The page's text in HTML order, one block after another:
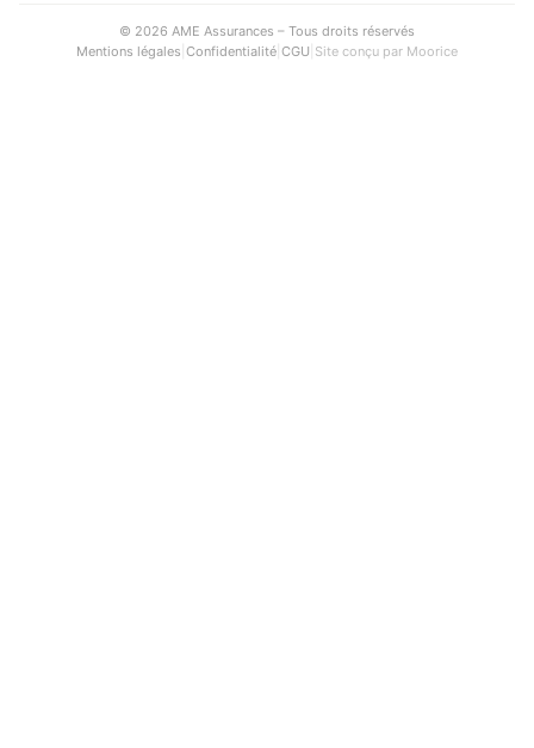
© 2026 AME Assurances – Tous droits réservés
Mentions légales Confidentialité CGU Site conçu par Moorice